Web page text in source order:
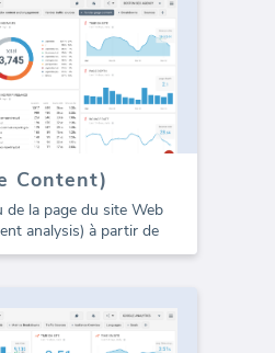
Content)
la page du site Web
analysis) à partir de